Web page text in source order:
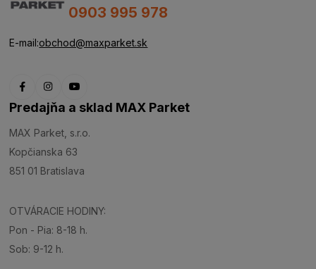
0903 995 978
E-mail:obchod@maxparket.sk
Predajňa a sklad MAX Parket
MAX Parket, s.r.o.
Kopčianska 63
851 01 Bratislava
OTVÁRACIE HODINY:
Pon - Pia: 8-18 h.
Sob: 9-12 h.